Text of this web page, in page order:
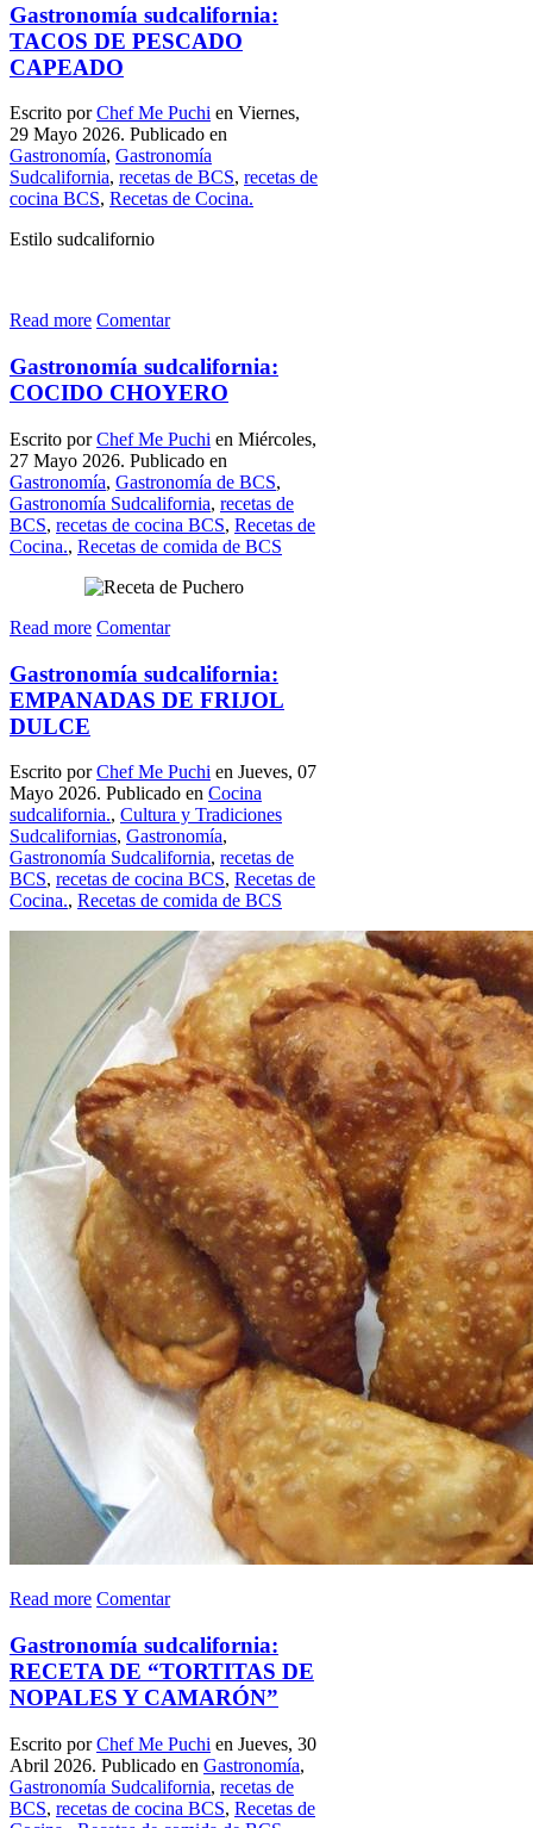
Gastronomía sudcalifornia:
TACOS DE PESCADO
CAPEADO
Escrito porChef Me Puchi en Viernes,
29 Mayo 2026. Publicado en
Gastronomía, Gastronomía
Sudcalifornia, recetas de BCS, recetas de
cocina BCS, Recetas de Cocina.
Estilo sudcalifornio
Read more Comentar
Gastronomía sudcalifornia:
COCIDO CHOYERO
Escrito porChef Me Puchi en Miércoles,
27 Mayo 2026. Publicado en
Gastronomía, Gastronomía de BCS,
Gastronomía Sudcalifornia, recetas de
BCS, recetas de cocina BCS, Recetas de
Cocina., Recetas de comida de BCS
Read more Comentar
Gastronomía sudcalifornia:
EMPANADAS DE FRIJOL
DULCE
Escrito porChef Me Puchi en Jueves, 07
Mayo 2026. Publicado en Cocina
sudcalifornia., Cultura y Tradiciones
Sudcalifornias, Gastronomía,
Gastronomía Sudcalifornia, recetas de
BCS, recetas de cocina BCS, Recetas de
Cocina., Recetas de comida de BCS
Read more Comentar
Gastronomía sudcalifornia:
RECETA DE “TORTITAS DE
NOPALES Y CAMARÓN”
Escrito porChef Me Puchi en Jueves, 30
Abril 2026. Publicado en Gastronomía,
Gastronomía Sudcalifornia, recetas de
BCS, recetas de cocina BCS, Recetas de